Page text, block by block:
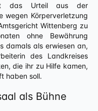
das Urteil aus der
wegen Körperverletzung
Wittenberg zu
ohne Bewährung
damals als erwiesen an,
des Landkreises
die ihr zu Hilfe kamen,
haben soll.
als Bühne